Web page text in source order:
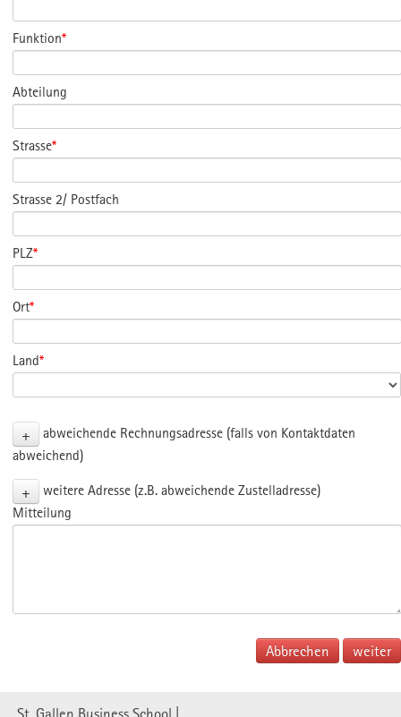
Funktion*
Abteilung
Strasse*
Strasse 2/ Postfach
PLZ*
Ort*
Land*
+
abweichende Rechnungsadresse (falls von Kontaktdaten
abweichend)
+
weitere Adresse (z.B. abweichende Zustelladresse)
Mitteilung
Abbrechen
St. Gallen Business School |